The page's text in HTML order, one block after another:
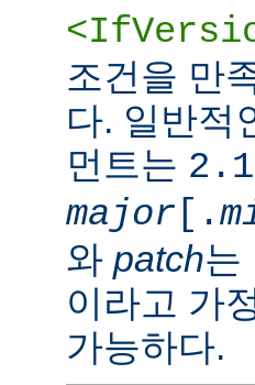
조건을 만
다. 일반적
먼트는
major [.
와 patch는
이라고 가
가능하다.